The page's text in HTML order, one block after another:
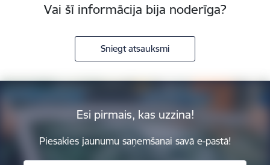
Vai šī informācija bija noderīga?
Sniegt atsauksmi
Esi pirmais, kas uzzina!
Piesakies jaunumu saņemšanai savā e-pastā!